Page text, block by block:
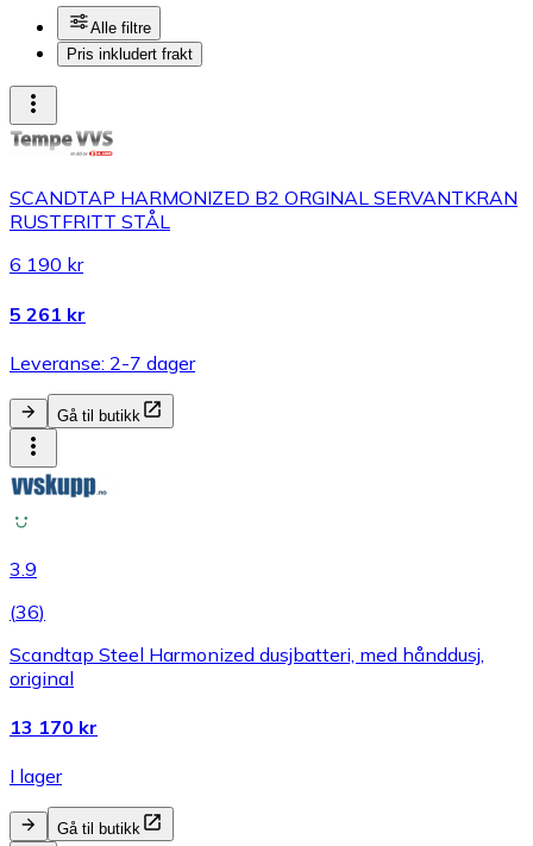
Alle filtre
Pris inkludert frakt
SCANDTAP HARMONIZED B2 ORGINAL SERVANTKRAN
RUSTFRITT STÅL
6 190 kr
5 261 kr
Leveranse: 2-7 dager
Gå til butikk
3.9
(36)
Scandtap Steel Harmonized dusjbatteri, med hånddusj,
original
13 170 kr
I lager
Gå til butikk